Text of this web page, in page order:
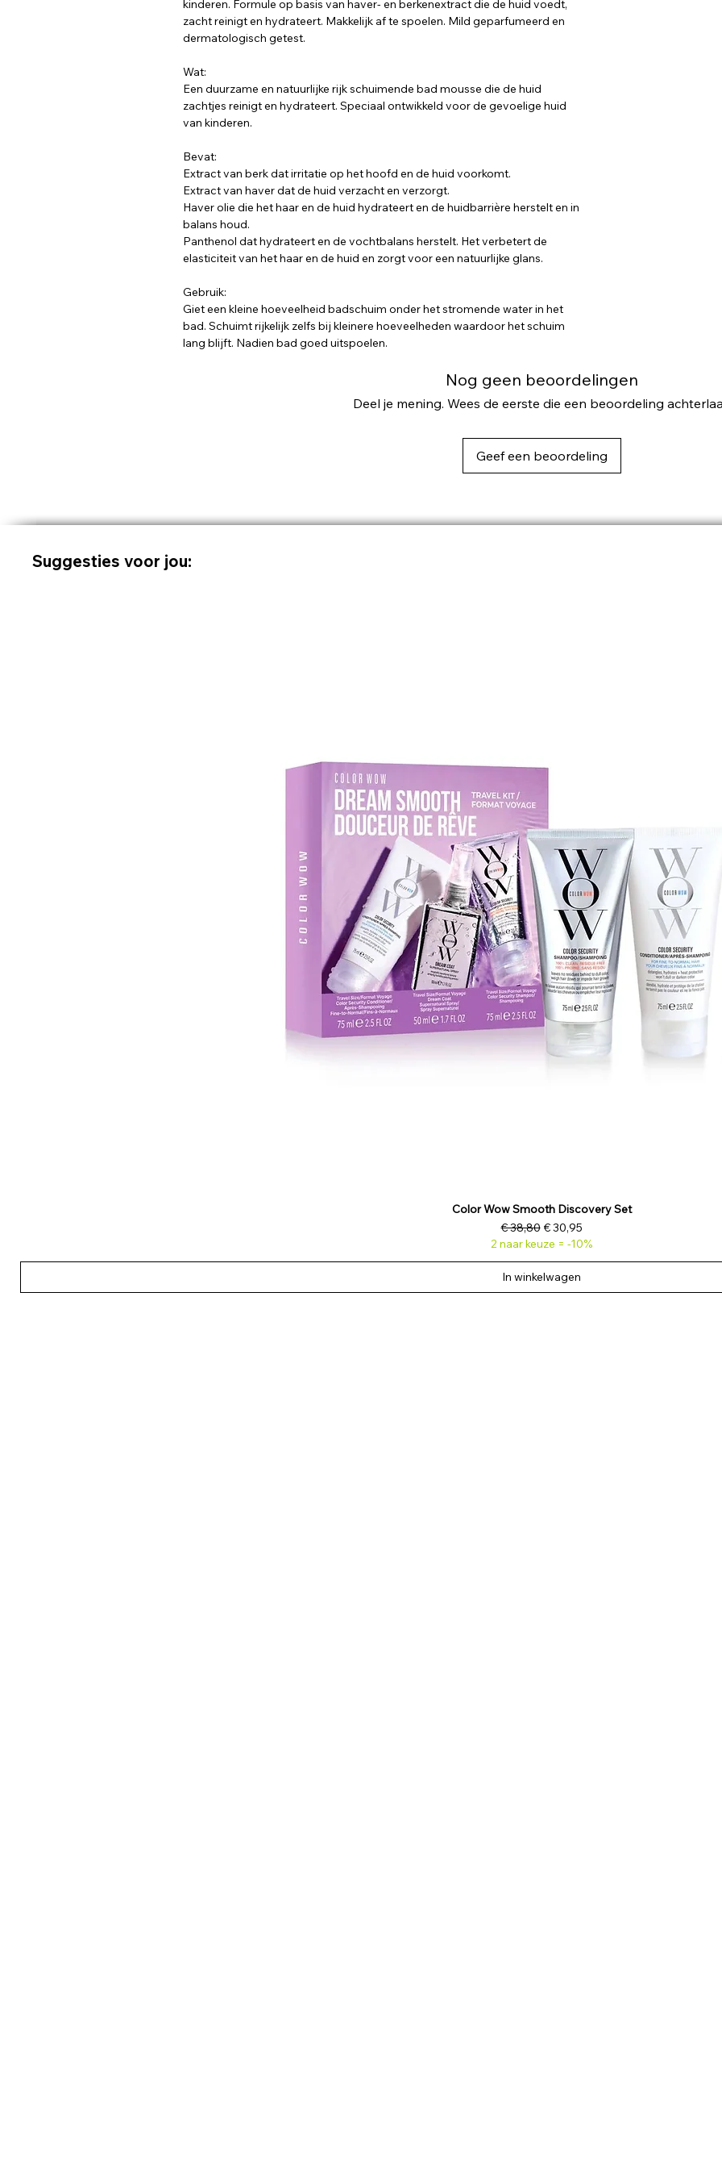
kinderen. Formule op basis van haver- en berkenextract die de huid voedt,
zacht reinigt en hydrateert. Makkelijk af te spoelen. Mild geparfumeerd en
dermatologisch getest.
Wat:
Een duurzame en natuurlijke rijk schuimende bad mousse die de huid
zachtjes reinigt en hydrateert. Speciaal ontwikkeld voor de gevoelige huid
van kinderen.
Bevat:
Extract van berk dat irritatie op het hoofd en de huid voorkomt.
Extract van haver dat de huid verzacht en verzorgt.
Haver olie die het haar en de huid hydrateert en de huidbarrière herstelt en in
balans houd.
Panthenol dat hydrateert en de vochtbalans herstelt. Het verbetert de
elasticiteit van het haar en de huid en zorgt voor een natuurlijke glans.
Gebruik:
Giet een kleine hoeveelheid badschuim onder het stromende water in het
bad. Schuimt rijkelijk zelfs bij kleinere hoeveelheden waardoor het schuim
lang blijft. Nadien bad goed uitspoelen.
Nog geen beoordelingen
Deel je mening. Wees de eerste die een beoordeling
Geef een beoordeling
Suggesties voor jou:
Color Wow Smooth Discovery Set
Normale prijs
€ 38,80 Verkoopprijs
€ 30,95
2 naar keuze = -10%
In winkelwagen